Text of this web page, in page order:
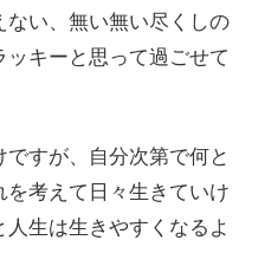
い、無い無い尽くしの
キーと思って過ごせて
すが、自分次第で何と
考えて日々生きていけ
生は生きやすくなるよ